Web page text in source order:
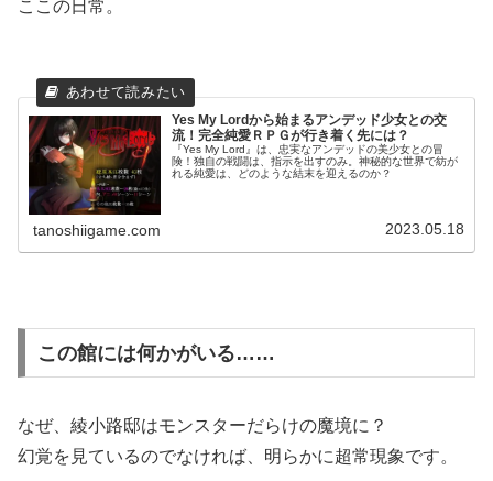
ここの日常。
Yes My Lordから始まるアンデッド少女との交
流！完全純愛ＲＰＧが行き着く先には？
『Yes My Lord』は、忠実なアンデッドの美少女との冒
険！独自の戦闘は、指示を出すのみ。神秘的な世界で紡が
れる純愛は、どのような結末を迎えるのか？
tanoshiigame.com 2023.05.18
この館には何かがいる……
なぜ、綾小路邸はモンスターだらけの魔境に？
幻覚を見ているのでなければ、明らかに超常現象です。